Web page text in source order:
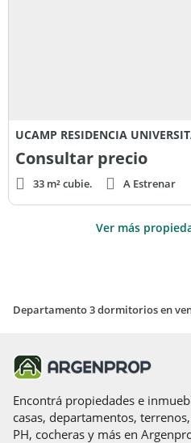
Consultar precio
33 m² cubie. A Estrenar
Ver más
Departamento 3 dormitorios en
Encontrá propiedades e
casas, departamentos,
PH, cocheras y más en